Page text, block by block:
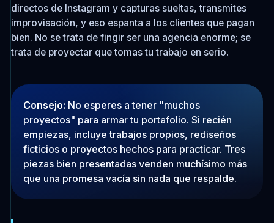
directos de Instagram y capturas sueltas, transmites
improvisación, y eso espanta a los clientes que pagan
bien. No se trata de fingir ser una agencia enorme; se
trata de proyectar que tomas tu trabajo en serio.
Consejo: No esperes a tener "muchos
proyectos" para armar tu portafolio. Si recién
empiezas, incluye trabajos propios, rediseños
ficticios o proyectos hechos para practicar. Tres
piezas bien presentadas venden muchísimo más
que una promesa vacía sin nada que respalde.